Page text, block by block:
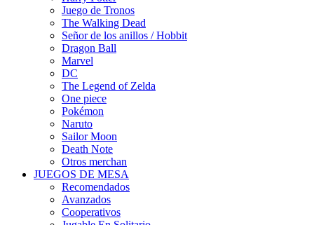
Juego de Tronos
The Walking Dead
Señor de los anillos / Hobbit
Dragon Ball
Marvel
DC
The Legend of Zelda
One piece
Pokémon
Naruto
Sailor Moon
Death Note
Otros merchan
JUEGOS DE MESA
Recomendados
Avanzados
Cooperativos